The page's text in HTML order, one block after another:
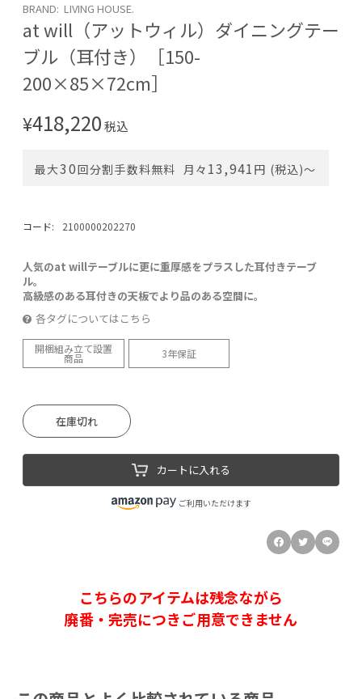
BRAND: LIVING HOUSE.
at will（アットウィル）ダイニングテー
ブル（耳付き）［150-
200×85×72cm］
¥418,220税込
最大30回分割手数料無料 月々 13,941 円 (税込)〜
コード: 2100000202270
人気のat willテーブルに更に重厚感をプラスした耳付きテーブ
ル。
高級感のある耳付きの天板でより品のある空間に。
各タグについてはこちら
開梱組み立て設置
商品 3年保証
在庫切れ
カートに入れる
ご利用いただけます
こちらのアイテムは残念ながら
廃番・完売につきご用意できません